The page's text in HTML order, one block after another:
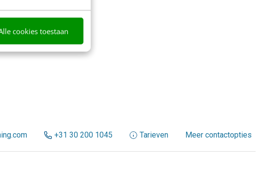
cookies toestaan
+31 30 200 1045 Tarieven Meer contactopties